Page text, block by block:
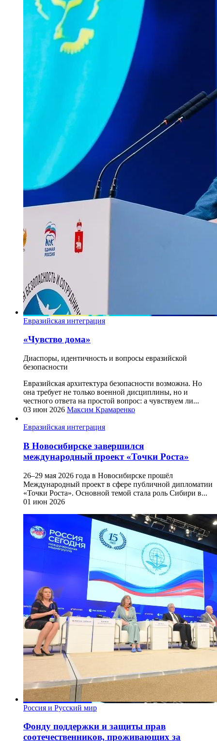
Евразийская интеграция
«Чувство дома»
Диаспоры, идентичность и вопросы евразийской
безопасности
Евразийская архитектура безопасности возможна. Но
она требует не только военной дисциплины, но и
честного ответа на простой вопрос: а чувствуем ли...
03 июн 2026 Максим Крамаренко
Евразийская интеграция
В Новосибирске завершился
международный проект «Точки Роста»
26–29 мая 2026 года в Новосибирске прошёл
Международный проект в сфере публичной дипломатии
«Точки Роста». Основной темой стала роль Сибири в...
01 июн 2026
Россия и Русский мир
Фонду поддержки и защиты прав
соотечественников, проживающих за